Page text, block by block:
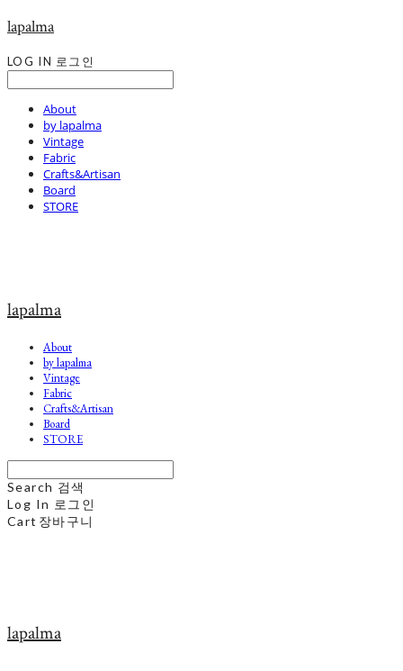
lapalma
LOG IN 로그인
About
by lapalma
Vintage
Fabric
Crafts&Artisan
Board
STORE
lapalma
About
by lapalma
Vintage
Fabric
Crafts&Artisan
Board
STORE
Search 검색
Log In 로그인
Cart 장바구니
lapalma